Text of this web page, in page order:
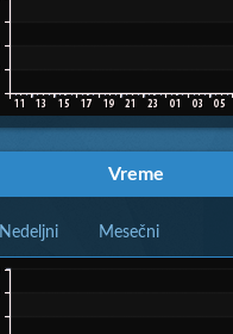
Vreme
Nedeljni Mesečni